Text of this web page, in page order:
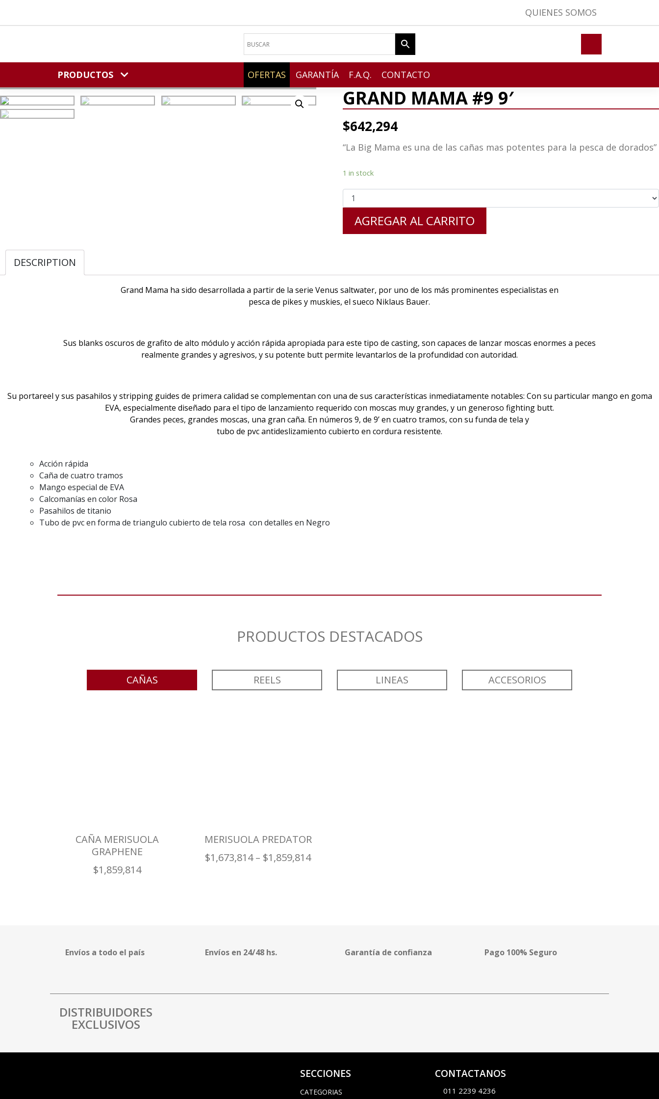
QUIENES SOMOS
PRODUCTOS OFERTAS GARANTÍA F.A.Q. CONTACTO
GRAND MAMA #9 9′
$642,294
“La Big Mama es una de las cañas mas potentes para la pesca de dorados”
1 in stock
AGREGAR AL CARRITO
DESCRIPTION
Grand Mama ha sido desarrollada a partir de la serie Venus saltwater, por uno de los más prominentes especialistas en
pesca de pikes y muskies, el sueco Niklaus Bauer.
Sus blanks oscuros de grafito de alto módulo y acción rápida apropiada para este tipo de casting, son capaces de lanzar moscas enormes a peces
realmente grandes y agresivos, y su potente butt permite levantarlos de la profundidad con autoridad.
Su portareel y sus pasahilos y stripping guides de primera calidad se complementan con una de sus características inmediatamente notables: Con su particular mango en goma
EVA, especialmente diseñado para el tipo de lanzamiento requerido con moscas muy grandes, y un generoso fighting butt.
Grandes peces, grandes moscas, una gran caña. En números 9, de 9’ en cuatro tramos, con su funda de tela y
tubo de pvc antideslizamiento cubierto en cordura resistente.
Acción rápida
Caña de cuatro tramos
Mango especial de EVA
Calcomanías en color Rosa
Pasahilos de titanio
Tubo de pvc en forma de triangulo cubierto de tela rosa con detalles en Negro
PRODUCTOS DESTACADOS
CAÑAS REELS LINEAS ACCESORIOS
CAÑA MERISUOLA
GRAPHENE
$1,859,814
MERISUOLA PREDATOR
$1,673,814– $1,859,814
Envíos a todo el país Envíos en 24/48 hs. Garantía de confianza Pago 100% Seguro
DISTRIBUIDORES
EXCLUSIVOS
SECCIONES
CATEGORIAS
CONTACTANOS
011 2239 4236